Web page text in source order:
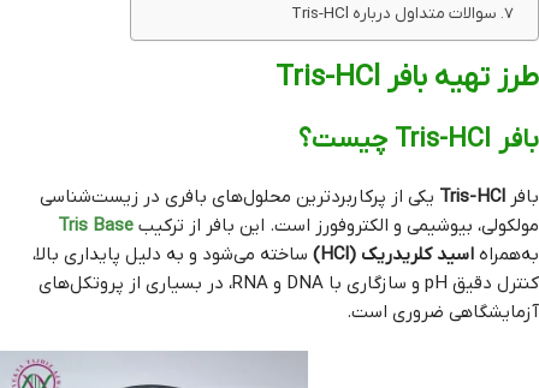
سوالات متداول درباره Tris-HCl
طرز تهیه بافر Tris-HCl
بافر Tris-HCl چیست؟
بافر Tris-HCl یکی از پرکاربردترین محلول‌های بافری در زیست‌شناسی
مولکولی، بیوشیمی و الکتروفورز است. این بافر از ترکیب Tris Base
به‌همراه اسید کلریدریک (HCl)
ساخته می‌شود و به دلیل پایداری بالا،
کنترل دقیق pH و سازگاری با DNA و RNA، در بسیاری از پروتکل‌های
آزمایشگاهی ضروری است.